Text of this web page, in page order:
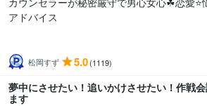
アドバイス
松岡すず 5.0(1119)
夢中にさせたい！追いかけさせたい！作戦
ます